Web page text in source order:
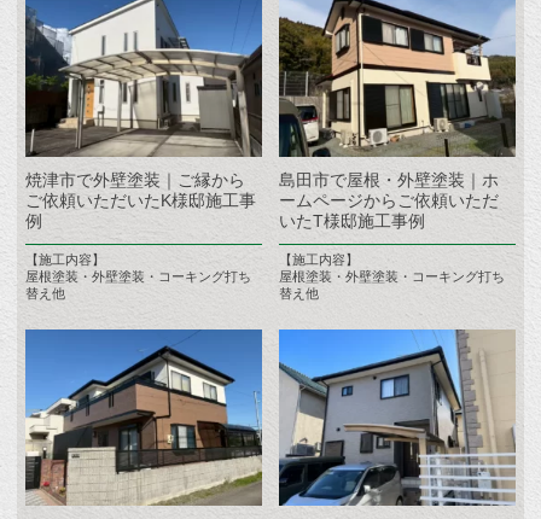
焼津市で外壁塗装｜ご縁から
ご依頼いただいたK様邸施工事
例
【施工内容】
屋根塗装・外壁塗装・コーキング打ち
替え他
島田市で屋根・外壁塗装｜ホ
ームページからご依頼いただ
いたT様邸施工事例
【施工内容】
屋根塗装・外壁塗装・コーキング打ち
替え他